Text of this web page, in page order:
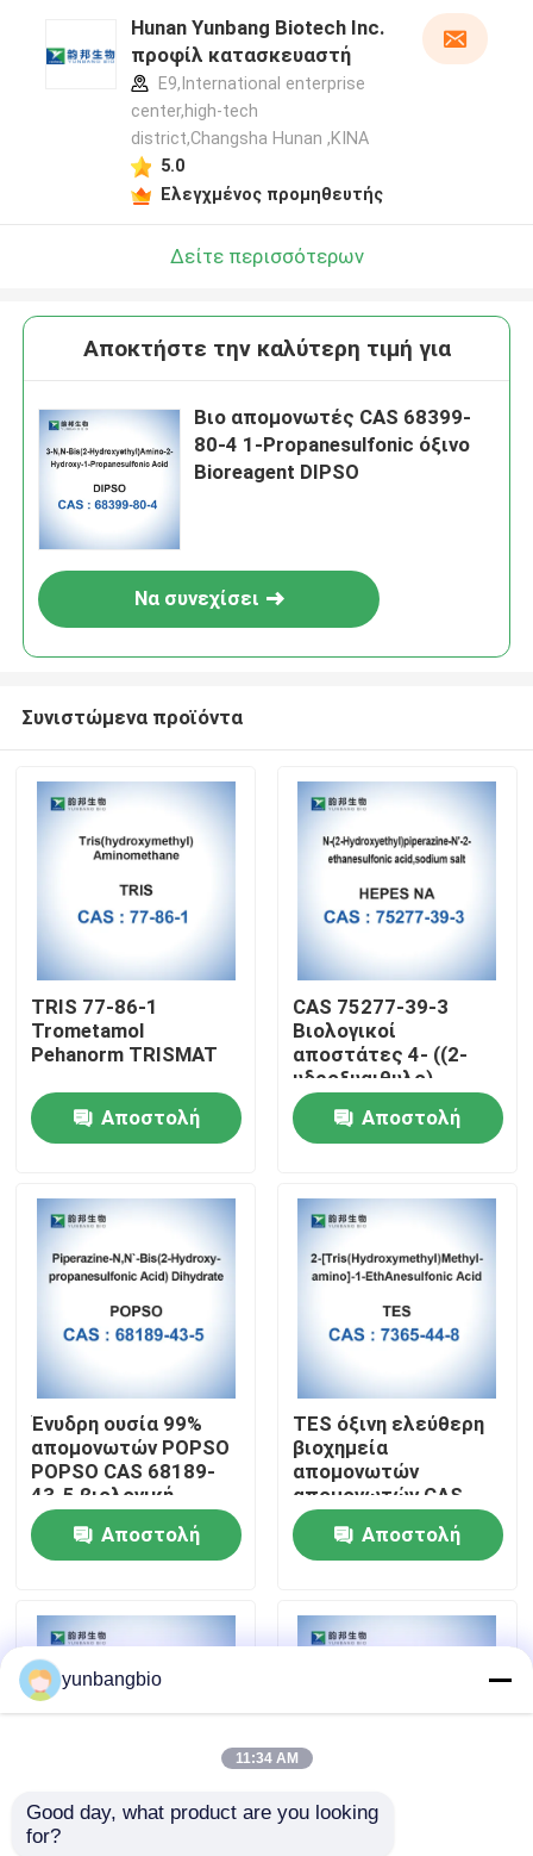
Περίπου εμείς
Γύρος εργοστασίων
Ποιοτικός έλεγχος
Μας ελάτε σε επαφή με
Ειδήσεις
Περιπτώσεις
βιολογικοί απομονωτές
βιοχημικά αντιδραστήρια
Hunan Yunbang Biotech Inc.
προφίλ κατασκευαστή
E9,International enterprise
center,high-tech
district,Changsha Hunan ,ΚΙΝΑ
5.0
Ελεγχμένος προμηθευτής
Δείτε περισσότερων
Αποκτήστε την καλύτερη τιμή για
Βιο απομονωτές CAS 68399-
80-4 1-Propanesulfonic όξινο
Bioreagent DIPSO
Να συνεχίσει
Συνιστώμενα προϊόντα
TRIS 77-86-1
Trometamol
Pehanorm TRISMAT
Αποστολή
CAS 75277-39-3
Βιολογικοί
αποστάτες 4- ((2-
υδροξυαιθυλο)
πιπεραζίνη-1-
αιθανουλφονικό οξύ
Αποστολή
Ένυδρη ουσία 99%
απομονωτών POPSO
POPSO CAS 68189-
43-5 βιολογική
Αποστολή
TES όξινη ελεύθερη
βιοχημεία
απομονωτών
απομονωτών CAS
7365-44-8 βιολογική
Αποστολή
MOP όξινο ελεύθερο
yunbangbio
11:34 AM
Good day, what product are you looking
for?